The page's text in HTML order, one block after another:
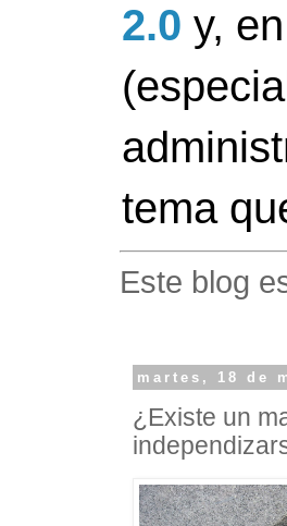
2.0 y,
tema
Este blog
martes, 18 de
¿Existe un